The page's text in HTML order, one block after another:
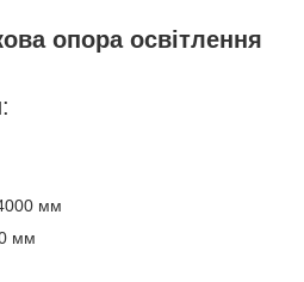
опора освітлення
мм
мм